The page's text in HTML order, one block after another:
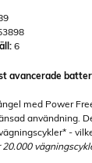
6
avancerade
med Power
användning.
-